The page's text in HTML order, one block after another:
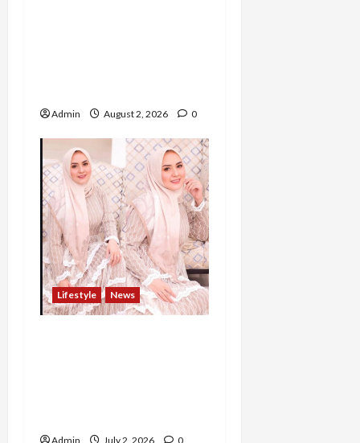
Admin August 2, 2026 0
Lifestyle News
Admin July 2, 2026 0